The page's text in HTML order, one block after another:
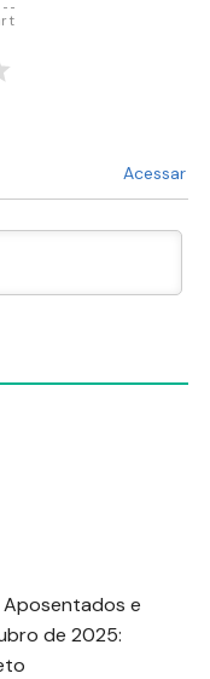
Acessar
Aposentados e
de 2025: